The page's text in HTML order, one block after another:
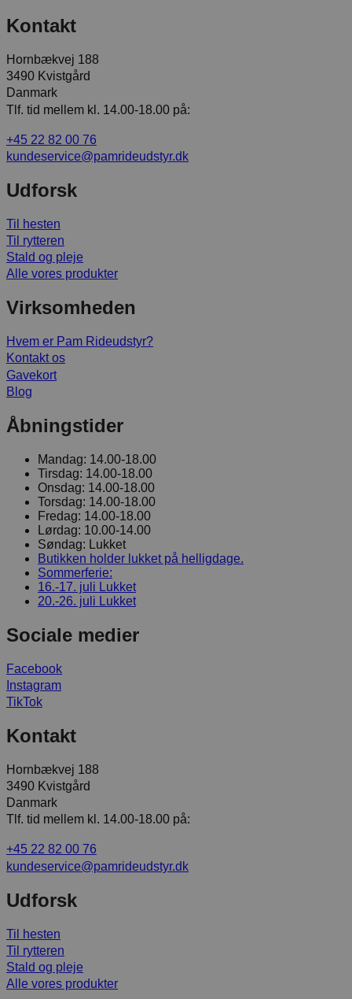
Kontakt
Hornbækvej 188
3490 Kvistgård
Danmark
Tlf. tid mellem kl. 14.00-18.00 på:
+45 22 82 00 76
kundeservice@pamrideudstyr.dk
Udforsk
Til hesten
Til rytteren
Stald og pleje
Alle vores produkter
Virksomheden
Hvem er Pam Rideudstyr?
Kontakt os
Gavekort
Blog
Åbningstider
Mandag: 14.00-18.00
Tirsdag: 14.00-18.00
Onsdag: 14.00-18.00
Torsdag: 14.00-18.00
Fredag: 14.00-18.00
Lørdag: 10.00-14.00
Søndag: Lukket
Butikken holder lukket på helligdage.
Sommerferie:
16.-17. juli Lukket
20.-26. juli Lukket
Sociale medier
Facebook
Instagram
TikTok
Kontakt
Hornbækvej 188
3490 Kvistgård
Danmark
Tlf. tid mellem kl. 14.00-18.00 på:
+45 22 82 00 76
kundeservice@pamrideudstyr.dk
Udforsk
Til hesten
Til rytteren
Stald og pleje
Alle vores produkter